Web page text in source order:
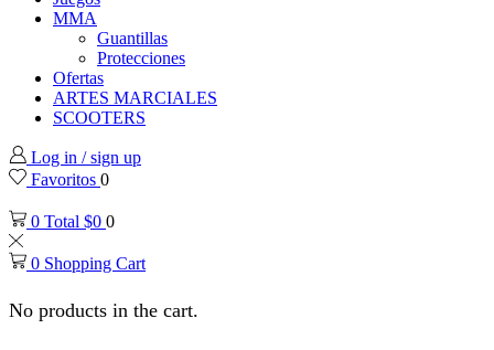
MMA
Guantillas
Protecciones
Ofertas
ARTES MARCIALES
SCOOTERS
Log in / sign up
Favoritos 0
0 Total $0 0
0 Shopping Cart
No products in the cart.